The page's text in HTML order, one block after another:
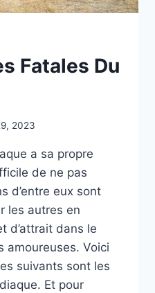
Fatales Du
2023
a sa propre
de ne pas
d’entre eux sont
les autres en
d’attrait dans le
amoureuses. Voici
suivants sont les
Et pour